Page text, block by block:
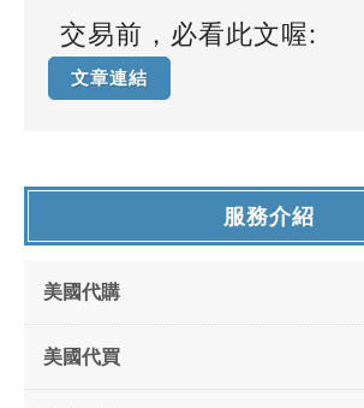
交易前，必看此文喔:
文章連結
服務介紹
美國代購
美國代買